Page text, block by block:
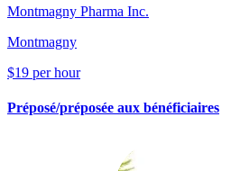
Montmagny Pharma Inc.
Montmagny
$19 per hour
Préposé/préposée aux bénéficiaires